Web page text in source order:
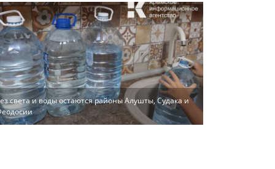
света и воды остаются районы Алушты, Судака и